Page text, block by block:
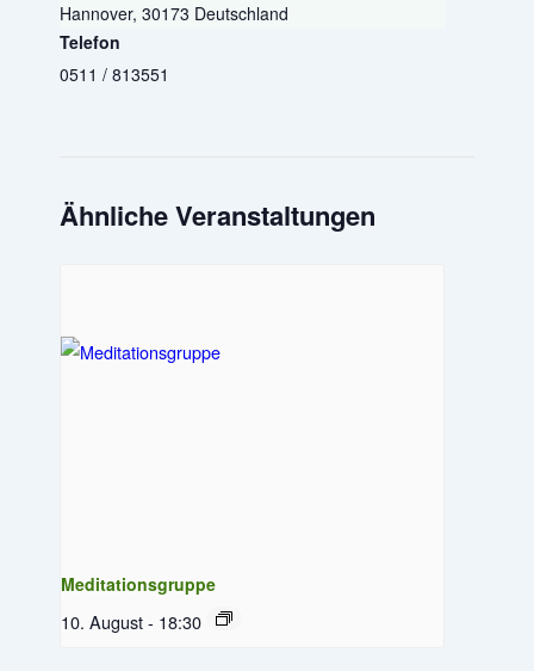
Hannover, 30173 Deutschland
Telefon
0511 / 813551
Ähnliche Veranstaltungen
Meditationsgruppe
10. August - 18:30